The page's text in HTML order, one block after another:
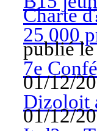
Charte
25 000
publié
7e
01/12/
Dizoloit
01/12/